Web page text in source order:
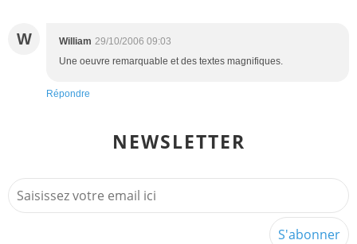
W William 29/10/2006 09:03
Une oeuvre remarquable et des textes magnifiques.
Répondre
NEWSLETTER